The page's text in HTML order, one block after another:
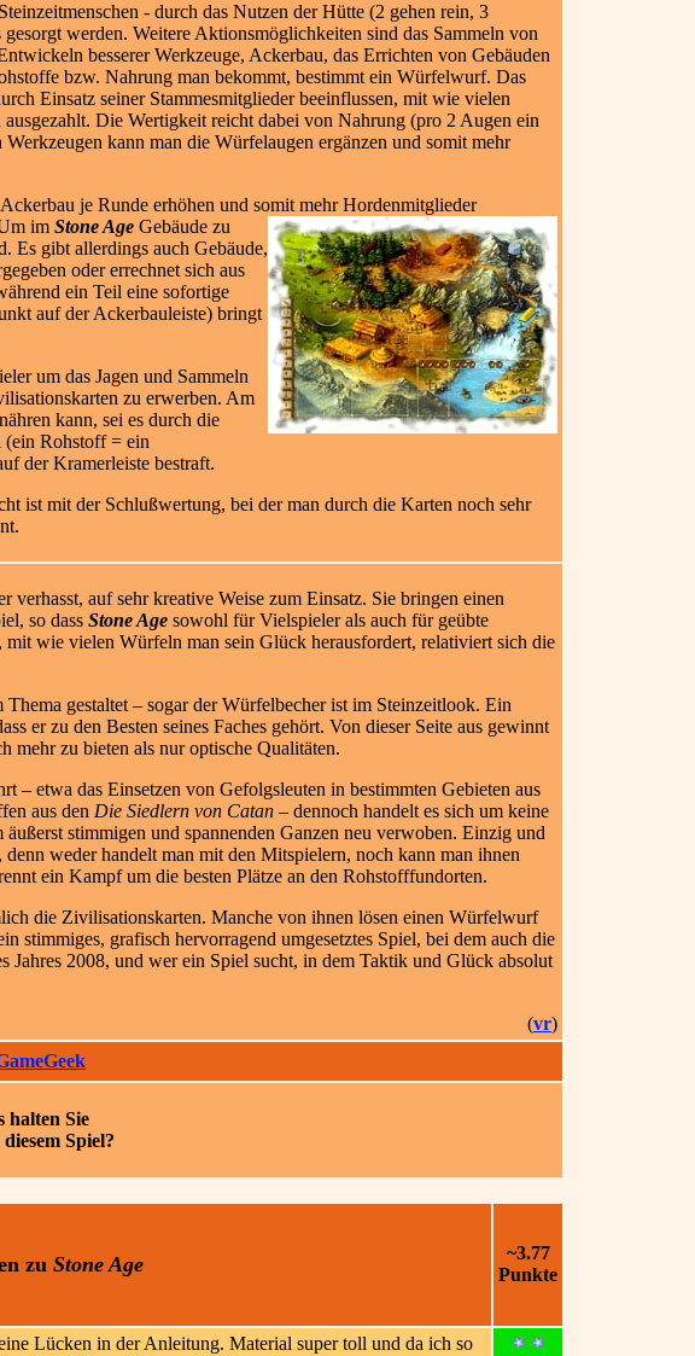
- durch das Nutzen der Hütte (2 gehen rein, 3
werden. Weitere Aktionsmöglichkeiten sind das Sammeln von
besserer Werkzeuge, Ackerbau, das Errichten von Gebäuden
bzw. Nahrung man bekommt, bestimmt ein Würfelwurf. Das
Einsatz seiner Stammesmitglieder beeinflussen, mit wie vielen
Die Wertigkeit reicht dabei von Nahrung (pro 2 Augen ein
kann man die Würfelaugen ergänzen und somit mehr
je Runde erhöhen und somit mehr Hordenmitglieder
im Stone Age Gebäude zu
Es gibt allerdings auch Gebäude,
oder errechnet sich aus
ein Teil eine sofortige
auf der Ackerbauleiste) bringt
um das Jagen und Sammeln
zu erwerben. Am
kann, sei es durch die
(ein Rohstoff = ein
der Kramerleiste bestraft.
ist mit der Schlußwertung, bei der man durch die Karten noch sehr
auf sehr kreative Weise zum Einsatz. Sie bringen einen
so dass Stone Age sowohl für Vielspieler als auch für geübte
wie vielen Würfeln man sein Glück herausfordert, relativiert sich die
gestaltet – sogar der Würfelbecher ist im Steinzeitlook. Ein
er zu den Besten seines Faches gehört. Von dieser Seite aus gewinnt
mehr zu bieten als nur optische Qualitäten.
– etwa das Einsetzen von Gefolgsleuten in bestimmten Gebieten aus
aus den Die Siedlern von Catan – dennoch handelt es sich um keine
stimmigen und spannenden Ganzen neu verwoben. Einzig und
weder handelt man mit den Mitspielern, noch kann man ihnen
ein Kampf um die besten Plätze an den Rohstofffundorten.
die Zivilisationskarten. Manche von ihnen lösen einen Würfelwurf
stimmiges, grafisch hervorragend umgesetztes Spiel, bei dem auch die
2008, und wer ein Spiel sucht, in dem Taktik und Glück absolut
(vr)
halten Sie
Spiel?
zu Stone Age
~3.77
Punkte
Lücken in der Anleitung. Material super toll und da ich so